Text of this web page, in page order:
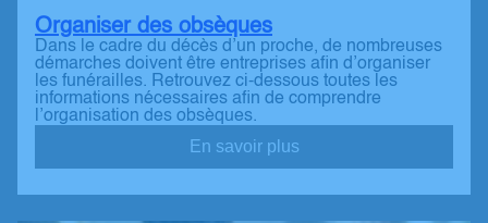
Organiser des obsèques
Dans le cadre du décès d’un proche, de nombreuses
démarches doivent être entreprises afin d’organiser
les funérailles. Retrouvez ci-dessous toutes les
informations nécessaires afin de comprendre
l’organisation des obsèques.
En savoir plus